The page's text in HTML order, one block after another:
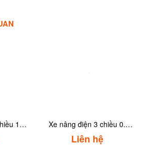
1
Xe nâng điện 3 chiều 0.7
tấnToyota 8RFBA7
Liên hệ